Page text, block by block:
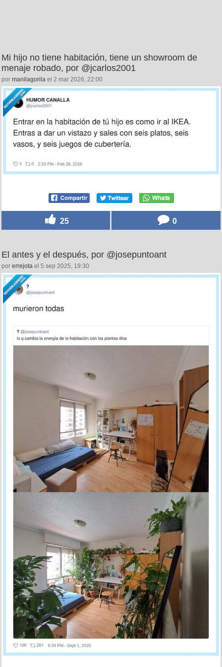
Mi hijo no tiene habitación, tiene un showroom de
menaje robado, por @jcarlos2001
por manilagorila el 2 mar 2026, 22:00
25 0
El antes y el después, por @josepuntoant
por errejota el 5 sep 2025, 19:30